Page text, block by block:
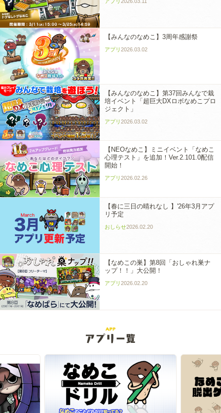
【みんなのなめこ】3周年感謝祭
アプリ 2026.03.02
【みんなのなめこ】第37回みんなで栽
培イベント「超巨大DXロボなめこプロ
ジェクト」
アプリ 2026.03.02
【NEOなめこ】ミニイベント「なめこ
心理テスト」を追加！Ver.2.101.0配信
開始！
アプリ 2026.02.26
【春に三日の晴れなし 】'26年3月アプ
リ予定
おしらせ2026.02.20
【なめこの巣】第8回「おしゃれ巣ナ
ップ！！」大公開！
アプリ 2026.02.20